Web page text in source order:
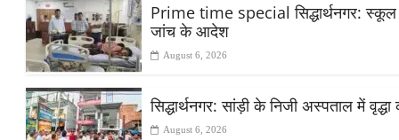
Prime time special सिद्धार्थनगर: स्कूल
जांच के आदेश
August 6, 2026
सिद्धार्थनगर: सांड़ी के निजी अस्पताल में
August 6, 2026